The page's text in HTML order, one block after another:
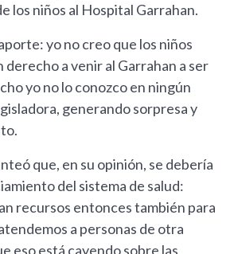
los niños al Hospital Garrahan.
yo no creo que los niños
a venir al Garrahan a ser
yo no lo conozco en ningún
generando sorpresa y
que, en su opinión, se debería
del sistema de salud:
recursos entonces también para
a personas de otra
eso está cayendo sobre las